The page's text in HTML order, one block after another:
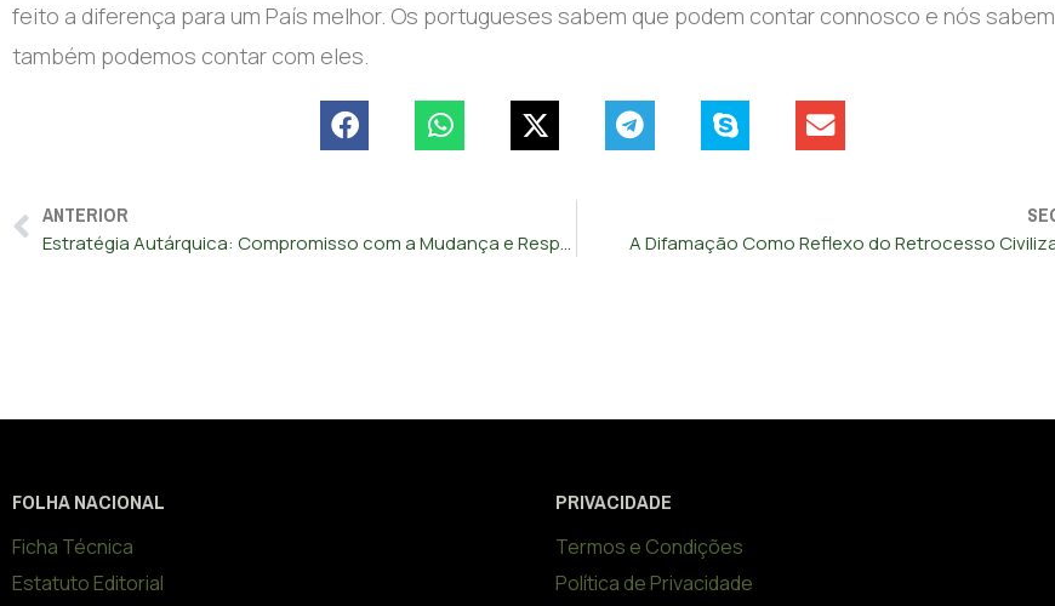
feito a diferença para um País melhor. Os portugueses sabem que podem contar connosco e nós
também podemos contar com eles.
ANTERIOR
Estratégia Autárquica: Compromisso com a Mudança e Responsabilidade com os Cidadãos A Difamação Como Reflexo do Retrocesso
FOLHA NACIONAL
Ficha Técnica
Estatuto Editorial
PRIVACIDADE
Termos e Condições
Política de Privacidade